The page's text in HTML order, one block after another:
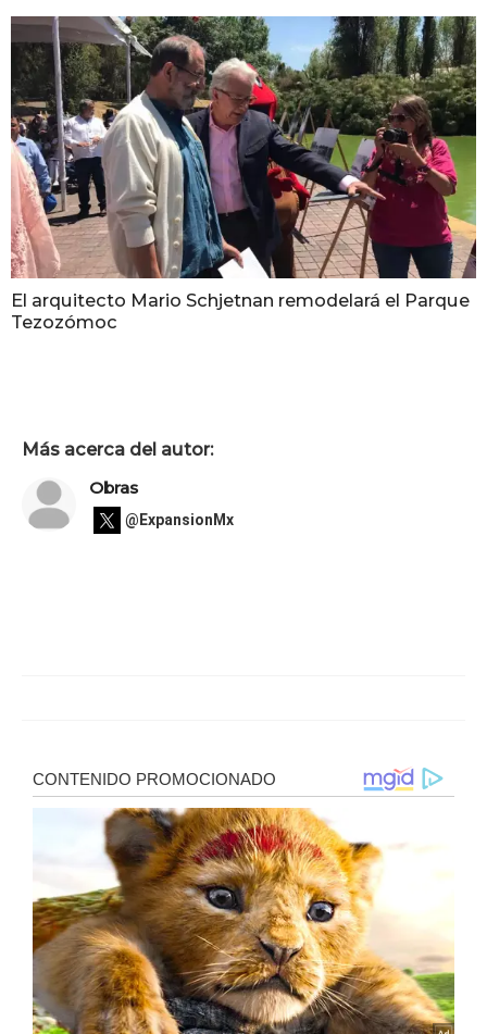
El arquitecto Mario Schjetnan remodelará el Parque
Tezozómoc
Más acerca del autor:
Obras
@ExpansionMx